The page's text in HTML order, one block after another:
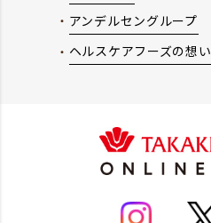
アンデルセングループ
ヘルスケアフーズの想い